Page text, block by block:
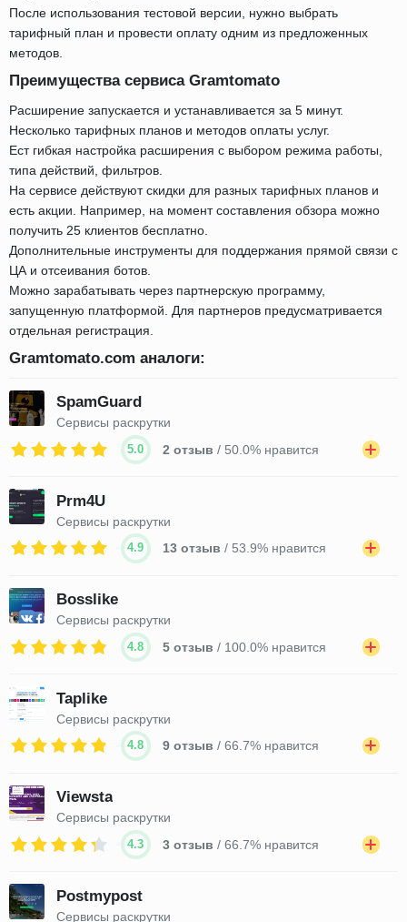
После использования тестовой версии, нужно выбрать
тарифный план и провести оплату одним из предложенных
методов.
Преимущества сервиса Gramtomato
Расширение запускается и устанавливается за 5 минут.
Несколько тарифных планов и методов оплаты услуг.
Ест гибкая настройка расширения с выбором режима работы,
типа действий, фильтров.
На сервисе действуют скидки для разных тарифных планов и
есть акции. Например, на момент составления обзора можно
получить 25 клиентов бесплатно.
Дополнительные инструменты для поддержания прямой связи с
ЦА и отсеивания ботов.
Можно зарабатывать через партнерскую программу,
запущенную платформой. Для партнеров предусматривается
отдельная регистрация.
Gramtomato.com аналоги:
SpamGuard
Сервисы раскрутки
5.0 2 отзыв / 50.0% нравится
Prm4U
Сервисы раскрутки
4.9 13 отзыв / 53.9% нравится
Bosslike
Сервисы раскрутки
4.8 5 отзыв / 100.0% нравится
Taplike
Сервисы раскрутки
4.8 9 отзыв / 66.7% нравится
Viewsta
Сервисы раскрутки
4.3 3 отзыв / 66.7% нравится
Postmypost
Сервисы раскрутки